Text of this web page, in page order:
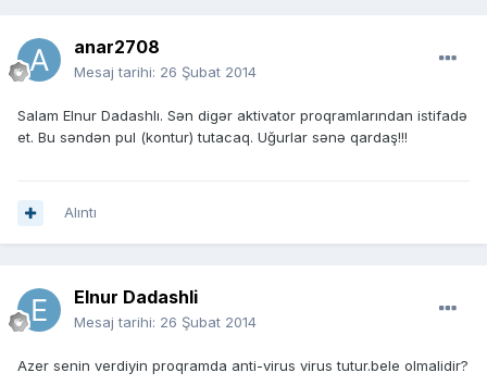
anar2708
Mesaj tarihi: 26 Şubat 2014
Salam Elnur Dadashlı. Sən digər aktivator proqramlarından istifadə
et. Bu səndən pul (kontur) tutacaq. Uğurlar sənə qardaş!!!
Alıntı
Elnur Dadashli
Mesaj tarihi: 26 Şubat 2014
Azer senin verdiyin proqramda anti-virus virus tutur.bele olmalidir?